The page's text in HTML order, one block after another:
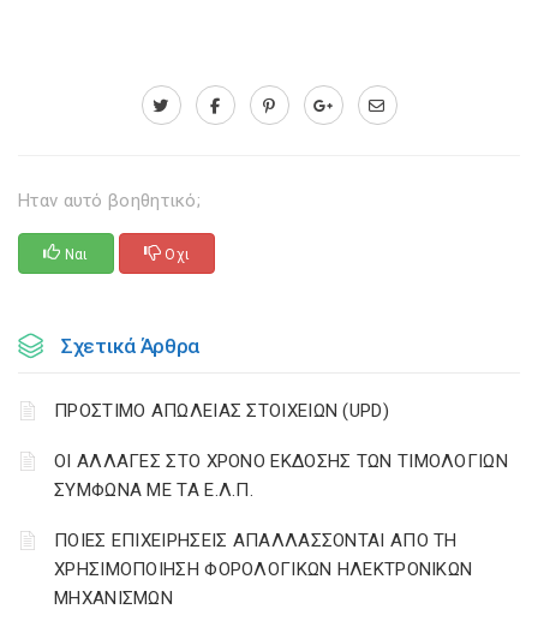
Ηταν αυτό βοηθητικό;
Ναι Οχι
Σχετικά Άρθρα
ΠΡΟΣΤΙΜΟ ΑΠΩΛΕΙΑΣ ΣΤΟΙΧΕΙΩΝ (UPD)
ΟΙ ΑΛΛΑΓΕΣ ΣΤΟ ΧΡΟΝΟ ΕΚΔΟΣΗΣ ΤΩΝ ΤΙΜΟΛΟΓΙΩΝ
ΣΥΜΦΩΝΑ ΜΕ ΤΑ Ε.Λ.Π.
ΠΟΙΕΣ ΕΠΙΧΕΙΡΗΣΕΙΣ ΑΠΑΛΛΑΣΣΟΝΤΑΙ ΑΠΟ ΤΗ
ΧΡΗΣΙΜΟΠΟΙΗΣΗ ΦΟΡΟΛΟΓΙΚΩΝ ΗΛΕΚΤΡΟΝΙΚΩΝ
ΜΗΧΑΝΙΣΜΩΝ